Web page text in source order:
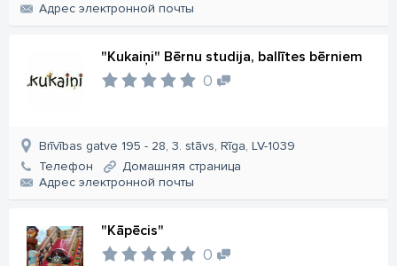
Aдрес электронной почты
"Kukaiņi" Bērnu studija, ballītes bērniem
0
Brīvības gatve 195 - 28, 3. stāvs, Rīga, LV-1039
Телефон
Домашняя страница
Aдрес электронной почты
"Kāpēcis"
0